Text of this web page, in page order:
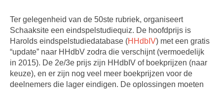
Ter gelegenheid van de 50ste rubriek, organiseert
Schaaksite een eindspelstudiequiz. De hoofdprijs is
Harolds eindspelstudiedatabase (HHdbIV) met een gratis
“update” naar HHdbV zodra die verschijnt (vermoedelijk
in 2015). De 2e/3e prijs zijn HHdbIV of boekprijzen (naar
keuze), en er zijn nog veel meer boekprijzen voor de
deelnemers die lager eindigen. De oplossingen moeten